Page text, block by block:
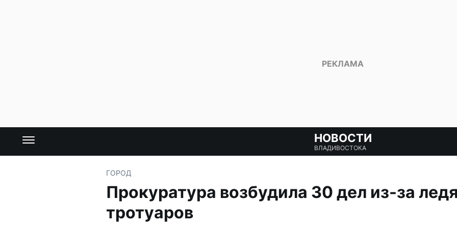
НОВОСТИ
ВЛАДИВОСТОКА
ГОРОД
Прокуратура возбудила 30 дел из-за
тротуаров